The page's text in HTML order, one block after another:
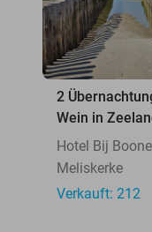
2
Wein in
Hotel Bij Boone
Meliskerke
Verkauft: 212